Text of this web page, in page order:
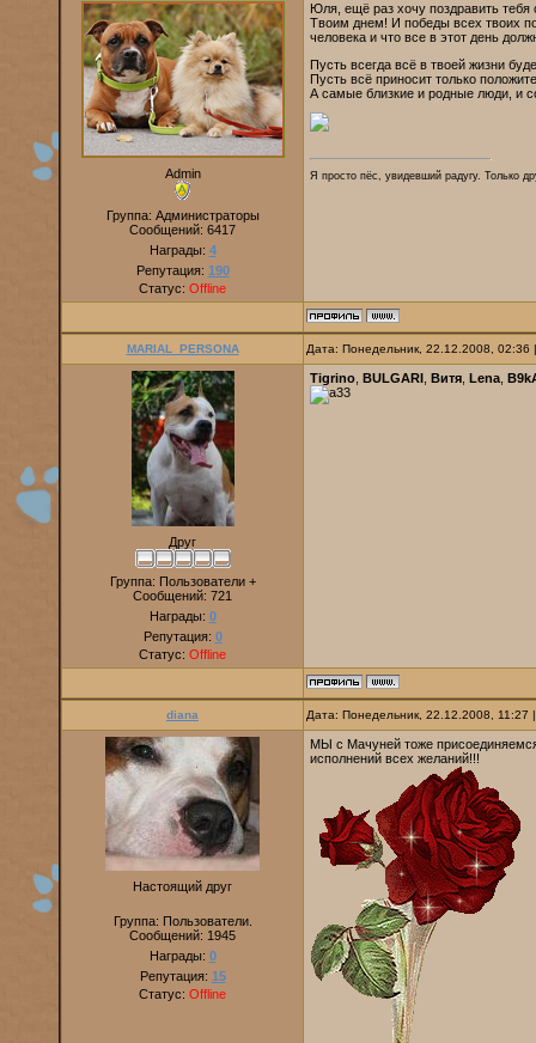
Admin
Группа: Администраторы
Сообщений: 6417
Награды: 4
Репутация: 190
Статус: Offline
Юля, ещё раз хочу поздравить
Твоим днем! И победы всех твоих
человека и что все в этот день
Пусть всегда всё в твоей жизни
Пусть всё приносит только
А самые близкие и родные люди, и
Я просто пёс, увидевший радугу. Только
MARIAL_PERSONA Дата: Понедельник, 22.12.2008,
Друг
Группа: Пользователи +
Сообщений: 721
Награды: 0
Репутация: 0
Статус: Offline
Tigrino BULGARI Витя Lena
diana Дата: Понедельник, 22.12.2008,
Настоящий друг
Группа: Пользователи.
Сообщений: 1945
Награды: 0
Репутация: 15
Статус: Offline
МЫ с Мачуней тоже
исполнений всех желаний!!!